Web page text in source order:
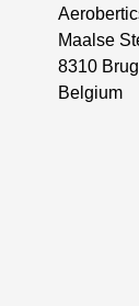
Maalse
8310
Belgium